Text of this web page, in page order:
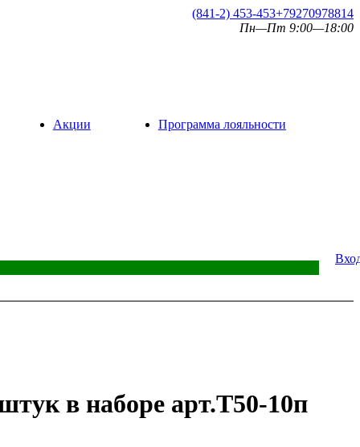
(841-2) 453-453+79270978814
Пн—Пт 9:00—18:00
Акции Программа лояльности
в наборе арт.Т50-10п